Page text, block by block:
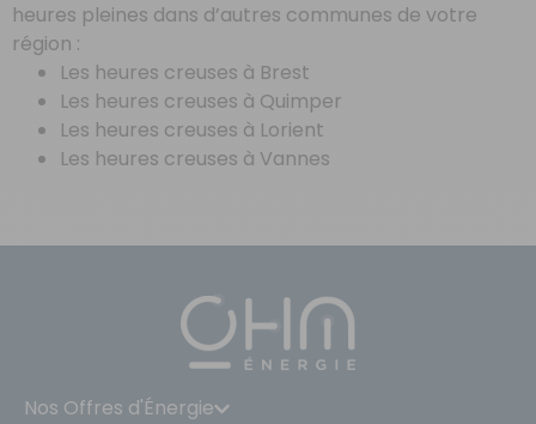
heures pleines dans d’autres communes de votre
région :
Les heures creuses à Brest
Les heures creuses à Quimper
Les heures creuses à Lorient
Les heures creuses à Vannes
Nos Offres d'Énergie